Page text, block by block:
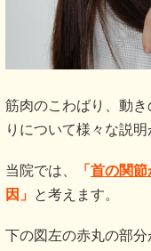
筋肉のこわばり、動
りについて様々な説明
当院では、 「 首の関節
因」 と考えます。
下の図左の赤丸の部